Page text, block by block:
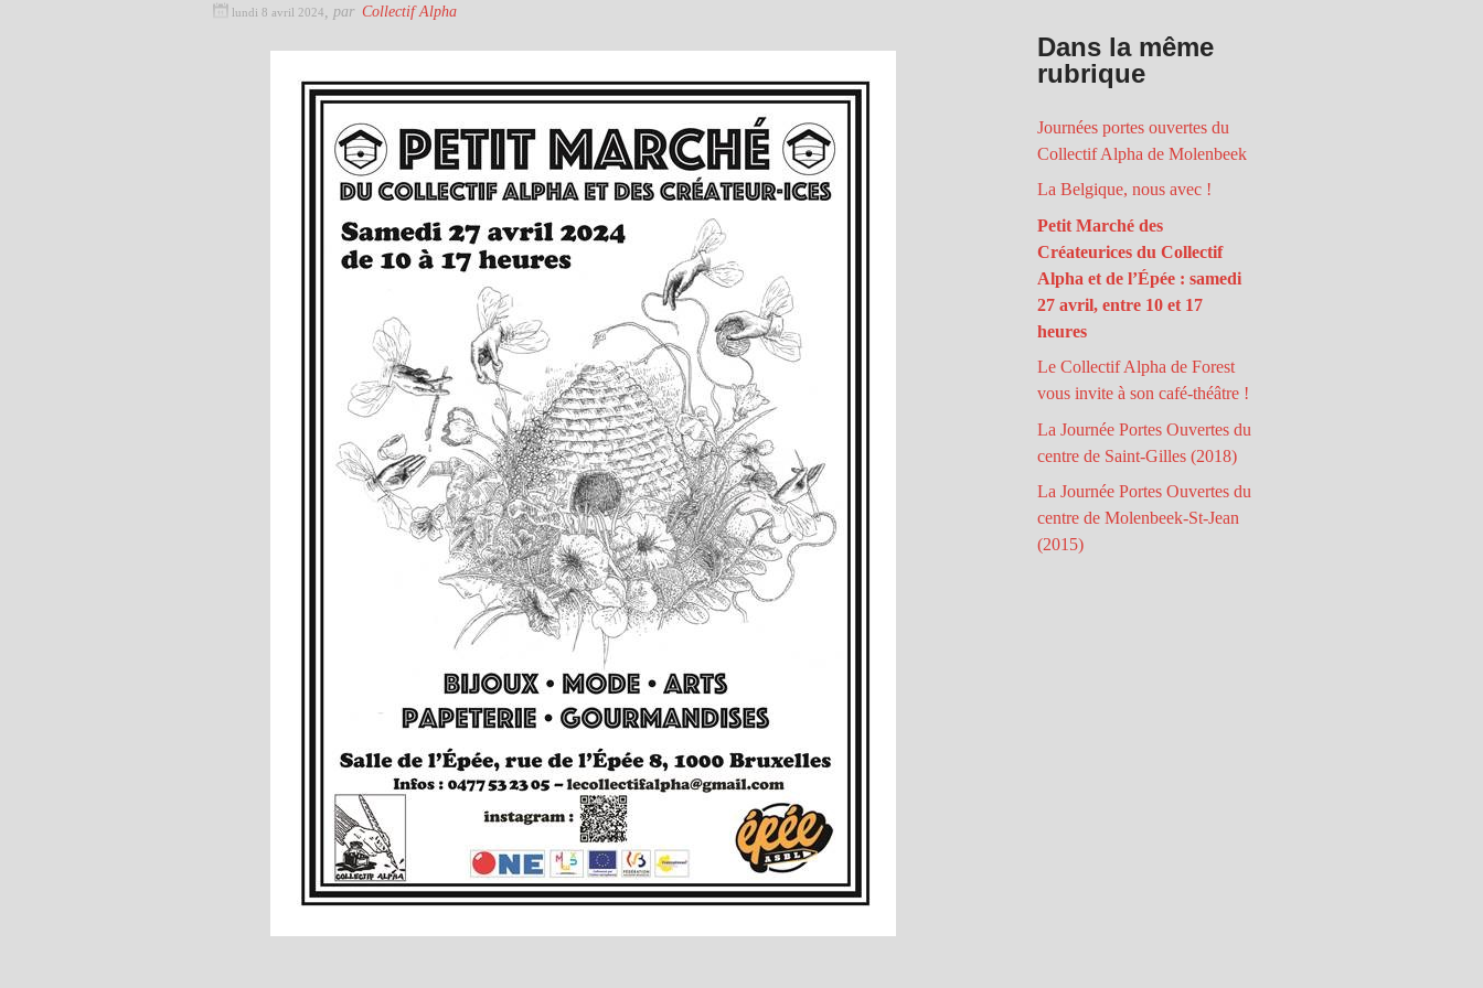
lundi 8 avril 2024 par Collectif Alpha
Dans la même
rubrique
Journées portes ouvertes du
Collectif Alpha de Molenbeek
La Belgique, nous avec !
Petit Marché des
Créateurices du Collectif
Alpha et de l’Épée : samedi
27 avril, entre 10 et 17
heures
Le Collectif Alpha de Forest
vous invite à son café-théâtre !
La Journée Portes Ouvertes du
centre de Saint-Gilles (2018)
La Journée Portes Ouvertes du
centre de Molenbeek-St-Jean
(2015)